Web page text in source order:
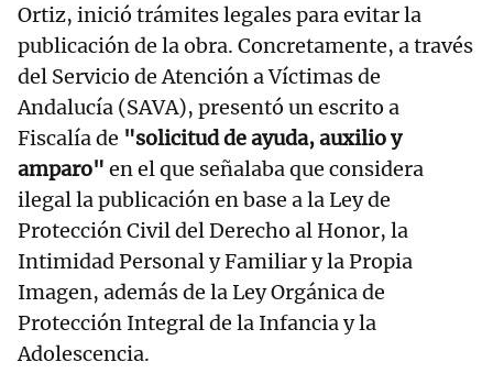
Ortiz, inició trámites legales para evitar la
publicación de la obra. Concretamente, a través
del Servicio de Atención a Víctimas de
Andalucía (SAVA), presentó un escrito a
Fiscalía de "solicitud de ayuda, auxilio y
amparo" en el que señalaba que considera
ilegal la publicación en base a la Ley de
Protección Civil del Derecho al Honor, la
Intimidad Personal y Familiar y la Propia
Imagen, además de la Ley Orgánica de
Protección Integral de la Infancia y la
Adolescencia.